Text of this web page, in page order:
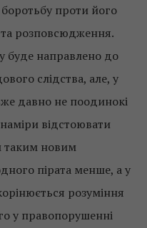
проти його
розповсюдження.
буде направлено до
слідства, але, у
давно не поодинокі
відстоювати
таким новим
пірата менше, а у
розуміння
у правопорушенні